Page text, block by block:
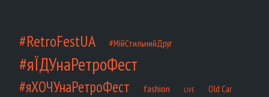
#RetroFestUA #МійСтильнийДруг
#яЇДУнаРетроФест
#яХОЧУнаРетроФест fashion LIVE
Old Car